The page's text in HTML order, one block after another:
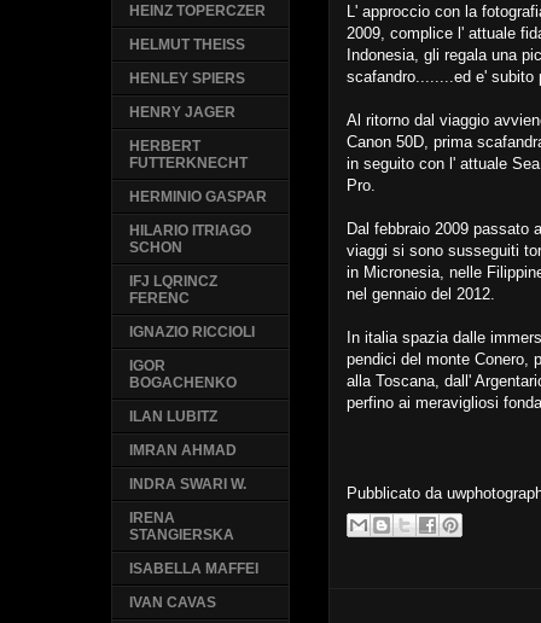
L' approccio con la
2009, complice l' attuale
Indonesia, gli regala una
scafandro........ed e' subito
Al ritorno dal viaggio
Canon 50D, prima
in seguito con l' attuale
Pro.
Dal febbraio 2009 passato
viaggi si sono susseguiti
in Micronesia, nelle
nel gennaio del 2012.
In italia spazia dalle
pendici del monte Conero,
alla Toscana, dall'
perfino ai meravigliosi
Pubblicato da
HEINZ TOPERCZER
HELMUT THEISS
HENLEY SPIERS
HENRY JAGER
HERBERT
FUTTERKNECHT
HERMINIO GASPAR
HILARIO ITRIAGO
SCHON
IFJ LQRINCZ
FERENC
IGNAZIO RICCIOLI
IGOR
BOGACHENKO
ILAN LUBITZ
IMRAN AHMAD
INDRA SWARI W.
IRENA
STANGIERSKA
ISABELLA MAFFEI
IVAN CAVAS